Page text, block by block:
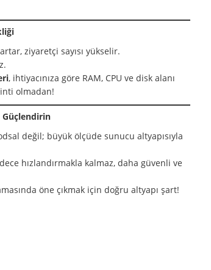
ziyaretçi sayısı yükselir.
, ihtiyacınıza göre RAM, CPU ve disk alanı
olmadan!
Güçlendirin
değil; büyük ölçüde sunucu altyapısıyla
hızlandırmakla kalmaz, daha güvenli ve
öne çıkmak için doğru altyapı şart!